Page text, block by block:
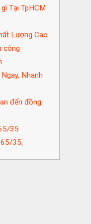
Tại TpHCM
Lượng Cao
công
Nhanh
đến đồng
35
65/35,